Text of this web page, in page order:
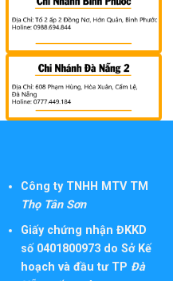
Công ty TNHH MTV TM
Thọ Tân Sơn
Giấy chứng nhận ĐKKD
số 0401800973 do Sở Kế
hoạch và đầu tư TP Đà